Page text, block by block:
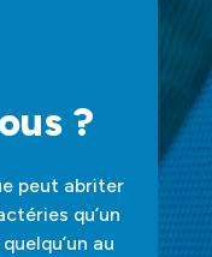
?
peut abriter
qu’un
au